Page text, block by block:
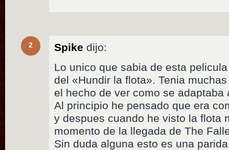
2 Spike dijo:
Lo unico que sabia de esta
del «Hundir la flota». Tenia
el hecho de ver como se
Al principio he pensado que era
y despues cuando he visto la flota
momento de la llegada de The
Sin duda alguna esto es una